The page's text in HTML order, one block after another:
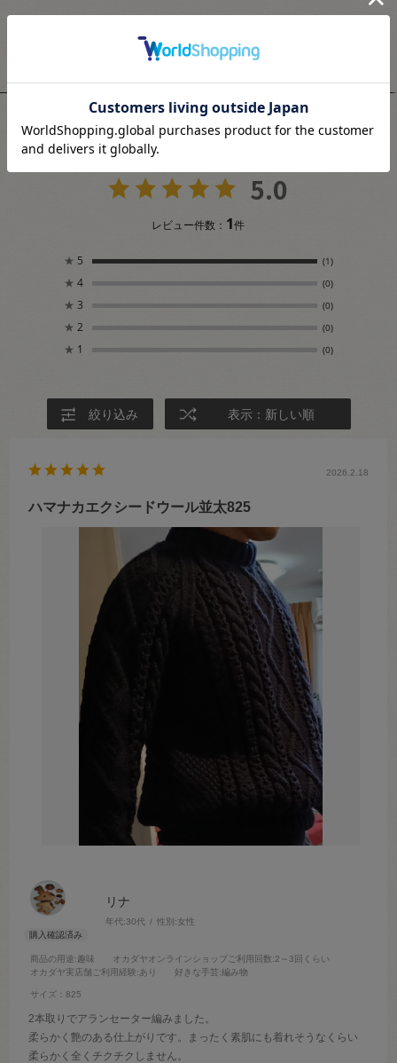
5.0
レビュー件数： 1件
★ 5 (1)
★ 4 (0)
★ 3 (0)
★ 2 (0)
★ 1 (0)
絞り込み 表示：新しい順
リナ
年代:30代 性別:女性
商品の用途:趣味 オカダヤオンラインショップご利用回数:2～3回くらい
オカダヤ実店舗ご利用経験:あり 好きな手芸:編み物
サイズ：825
2026.2.18
ハマナカエクシードウール並太825
2本取りでアランセーター編みました。
柔らかく艶のある仕上がりです。まったく素肌にも着れそうなくらい
柔らかく全くチクチクしません。